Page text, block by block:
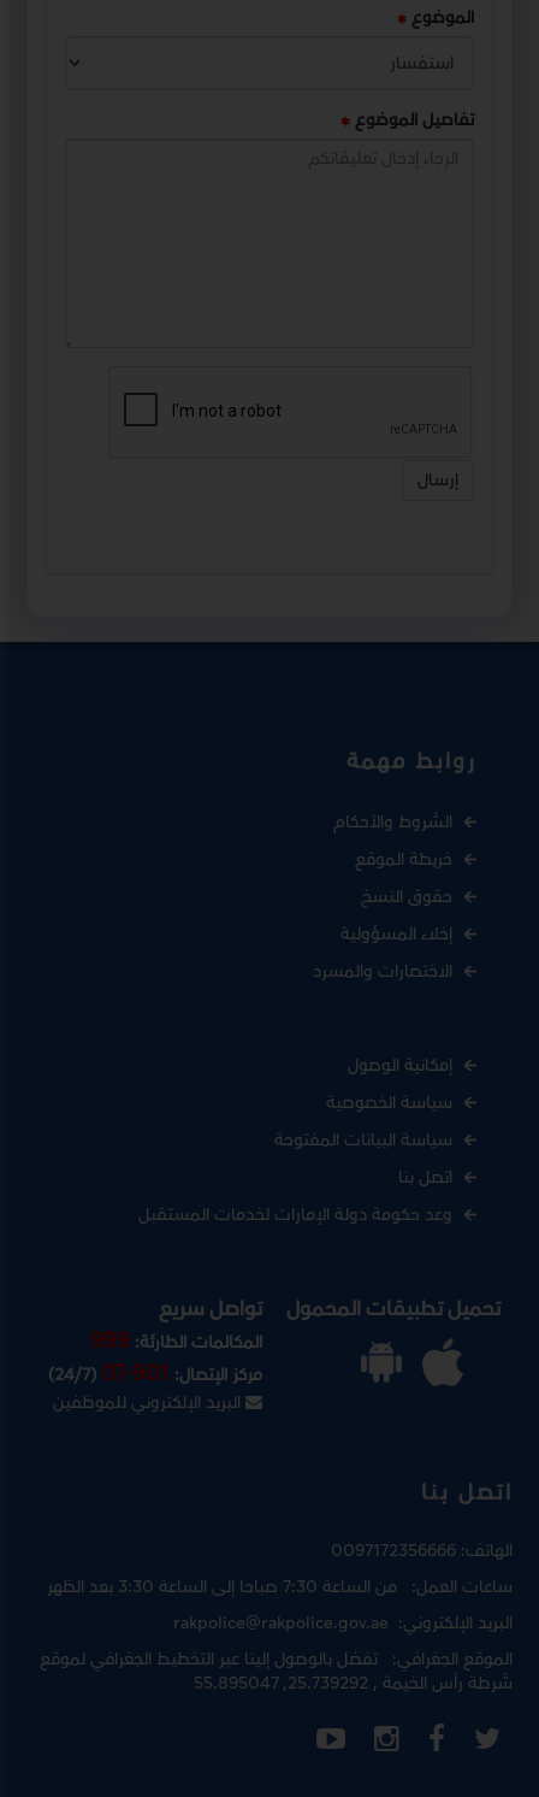
الموضوع
تفاصيل الموضوع
إرسال
روابط مهمة
الشروط والأحكام
خريطة الموقع
حقوق النسخ
إخلاء المسؤولية
الاختصارات والمسرد
إمكانية الوصول
سياسة الخصوصية
سياسة البيانات المفتوحة
اتصل بنا
وعد حكومة دولة الإمارات لخدمات المستقبل
تحميل تطبيقات المحمول تواصل سريع
المكالمات الطارئة:999
مركز الإتصال:07-901
(24/7)
البريد الإلكتروني للموظفين
اتصل بنا
الهاتف:0097172356666
ساعات العمل: من الساعة 7:30 صباحا إلى الساعة 3:30 بعد الظهر
البريد الإلكتروني:rakpolice@rakpolice.gov.ae
الموقع الجغرافي: تفضل بالوصول إلينا عبرالتخطيط الجغرافي لموقع
شرطة رأس الخيمة, 25.739292, 55.895047